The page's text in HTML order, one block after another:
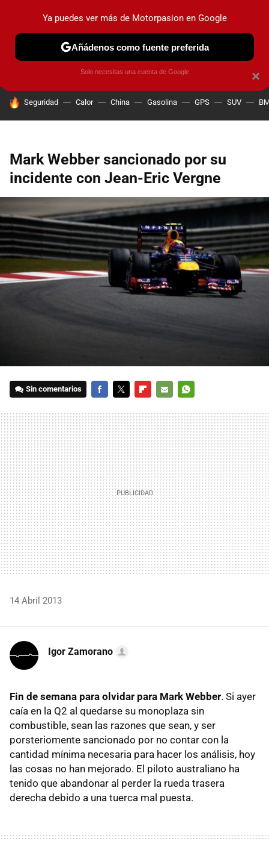
PRUEBAS COCHES ELÉCTRICOS OBSERVATORIO
HOY SE HABLA DE
Seguridad Calor China Gasolina GPS SUV
Mark Webber sancionado por su
incidente con Jean-Eric Vergne
Sin comentarios
MAIL
14 Abril 2013
Igor Zamorano
Fin de semana para olvidar para Mark Webber. Si ayer
caía en la Q2 al quedarse su monoplaza sin
combustible, sean las razones que sean, y ser
porsteriomente sancionado por no contar con la
cantidad mínima necesaria para hacer los análisis, hoy
las cosas no han mejorado. El piloto australiano ha
tenido que abandonar al perder la rueda trasera
derecha debido a una tuerca mal puesta.
×
Ya puedes ver más de Motorpasion en Google
Añádenos como fuente preferida
Solo necesitas una cuenta de Google